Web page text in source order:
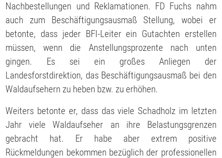
Nachbestellungen und Reklamationen. FD Fuchs nahm
auch zum Beschäftigungsausmaß Stellung, wobei er
betonte, dass jeder BFI-Leiter ein Gutachten erstellen
müssen, wenn die Anstellungsprozente nach unten
gingen. Es sei ein großes Anliegen der
Landesforstdirektion, das Beschäftigungsausmaß bei den
Waldaufsehern zu heben bzw. zu erhöhen.
Weiters betonte er, dass das viele Schadholz im letzten
Jahr viele Waldaufseher an ihre Belastungsgrenzen
gebracht hat. Er habe aber extrem positive
Rückmeldungen bekommen bezüglich der professionellen